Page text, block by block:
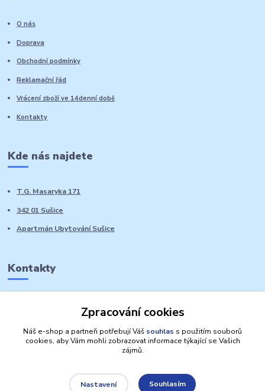
O nás
Doprava
Obchodní podmínky
Reklamační řád
Vrácení zboží ve 14denní době
Kontakty
Kde nás najdete
T.G. Masaryka 171
342 01 Sušice
Apartmán Ubytování Sušice
Kontakty
Zpracování cookies
Náš e-shop a partneři potřebují Váš souhlas s použitím souborů
cookies, aby Vám mohli zobrazovat informace týkající se Vašich
zájmů.
Nastavení Souhlasím